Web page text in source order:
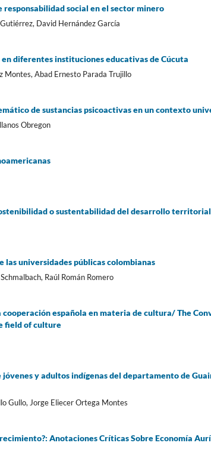
responsabilidad social en el sector minero
David Hernández García
diferentes instituciones educativas de Cúcuta
Montes, Abad Ernesto Parada Trujillo
de sustancias psicoactivas en un contexto
Obregon
o sustentabilidad del desarrollo
universidades públicas colombianas
Raúl Román Romero
española en materia de cultura/ The
field of culture
y adultos indígenas del departamento de
Gullo, Jorge Eliecer Ortega Montes
Anotaciones Críticas Sobre Economía